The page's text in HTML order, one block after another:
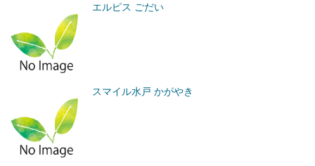
エルピス ごだい
スマイル水戸 かがやき